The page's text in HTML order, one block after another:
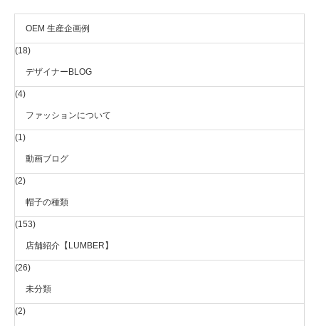
OEM 生産企画例
(18)
デザイナーBLOG
(4)
ファッションについて
(1)
動画ブログ
(2)
帽子の種類
(153)
店舗紹介【LUMBER】
(26)
未分類
(2)